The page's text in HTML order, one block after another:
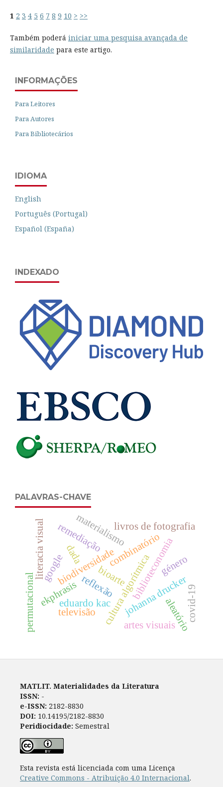
1 2 3 4 5 6 7 8 9 10 > >>
Também poderá iniciar uma pesquisa avançada de
similaridade para este artigo.
INFORMAÇÕES
Para Leitores
Para Autores
Para Bibliotecários
IDIOMA
English
Português (Portugal)
Español (España)
INDEXADO
PALAVRAS-CHAVE
biodiversidade
bioarte
combinatório
remediação
google cultura algorítmica
livros de fotografia
literacia visual biblioteconomia
johanna drucker
eduardo kac aleatório
reflexão
género
permutacional
dada
covid-19
artes visuais
ekphrasis
materialismo
televisão
MATLIT. Materialidades da Literatura
ISSN: -
e-ISSN: 2182-8830
DOI: 10.14195/2182-8830
Peridiocidade: Semestral
Esta revista está licenciada com uma Licença
Creative Commons - Atribuição 4.0 Internacional.